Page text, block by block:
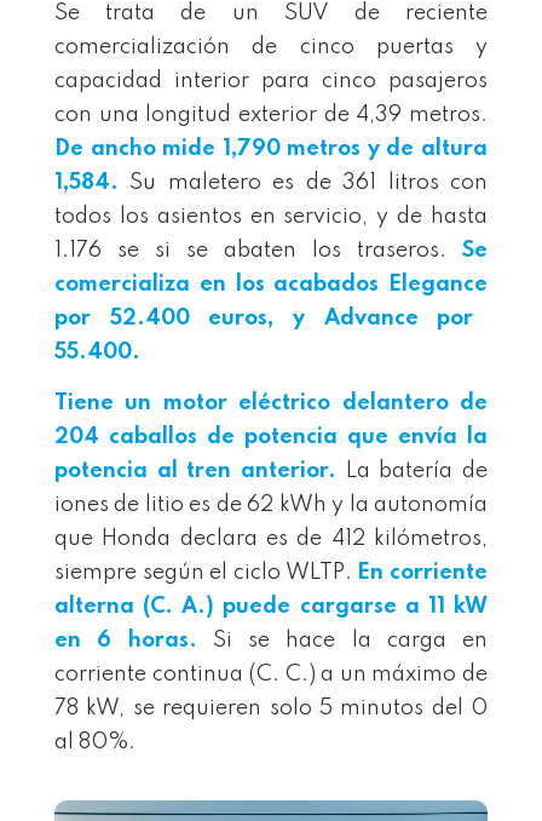
Se trata de un SUV de reciente
comercialización de cinco puertas y
capacidad interior para cinco pasajeros
con una longitud exterior de 4,39 metros.
De ancho mide 1,790 metros y de altura
1,584.
Su maletero es de 361 litros con
todos los asientos en servicio, y de hasta
1.176 se si se abaten los traseros. Se
comercializa en los acabados Elegance
por 52.400 euros, y Advance por
55.400.
Tiene un motor eléctrico delantero de
204 caballos de potencia que envía la
potencia al tren anterior.
La batería de
iones de litio es de 62 kWh y la autonomía
que Honda declara es de 412 kilómetros,
siempre según el ciclo WLTP. En corriente
alterna (C. A.) puede cargarse a 11 kW
en 6 horas. Si se hace la carga en
corriente continua (C. C.) a un máximo de
78 kW, se requieren solo 5 minutos del 0
al 80%.